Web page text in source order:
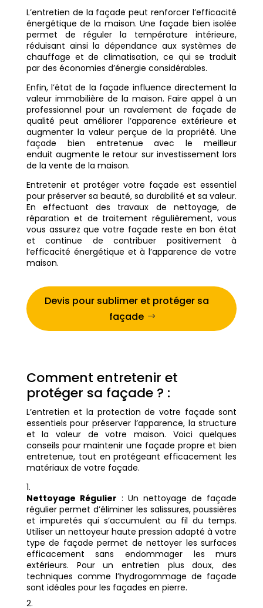
L’entretien de la façade peut renforcer l’efficacité
énergétique de la maison. Une façade bien isolée
permet de réguler la température intérieure,
réduisant ainsi la dépendance aux systèmes de
chauffage et de climatisation, ce qui se traduit
par des économies d’énergie considérables.
Enfin, l’état de la façade influence directement la
valeur immobilière de la maison. Faire appel à un
professionnel pour un ravalement de façade de
qualité peut améliorer l’apparence extérieure et
augmenter la valeur perçue de la propriété. Une
façade bien entretenue avec le meilleur
enduit augmente le retour sur investissement lors
de la vente de la maison.
Entretenir et protéger votre façade est essentiel
pour préserver sa beauté, sa durabilité et sa valeur.
En effectuant des travaux de nettoyage, de
réparation et de traitement régulièrement, vous
vous assurez que votre façade reste en bon état
et continue de contribuer positivement à
l’efficacité énergétique et à l’apparence de votre
maison.
Devis pour sublimer et protéger sa
façade
Comment entretenir et
protéger sa façade ? :
L’entretien et la protection de votre façade sont
essentiels pour préserver l’apparence, la structure
et la valeur de votre maison. Voici quelques
conseils pour maintenir une façade propre et bien
entretenue, tout en protégeant efficacement les
matériaux de votre façade.
Nettoyage Régulier : Un nettoyage de façade
régulier permet d’éliminer les salissures, poussières
et impuretés qui s’accumulent au fil du temps.
Utiliser un nettoyeur haute pression adapté à votre
type de façade permet de nettoyer les surfaces
efficacement sans endommager les murs
extérieurs. Pour un entretien plus doux, des
techniques comme l’hydrogommage de façade
sont idéales pour les façades en pierre.